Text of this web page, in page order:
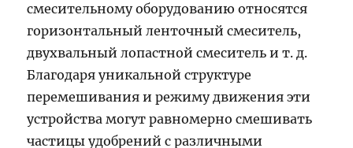
смесительному оборудованию относятся
горизонтальный ленточный смеситель,
двухвальный лопастной смеситель и т. д.
Благодаря уникальной структуре
перемешивания и режиму движения эти
устройства могут равномерно смешивать
частицы удобрений с различными